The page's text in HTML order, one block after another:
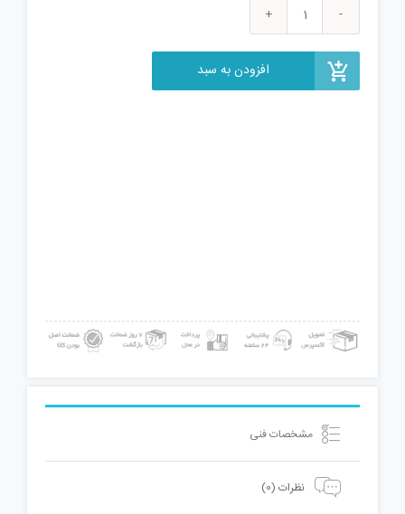
آلبوم
وصل
افزودن به سبد
مشخصات فنی
نظرات (0)